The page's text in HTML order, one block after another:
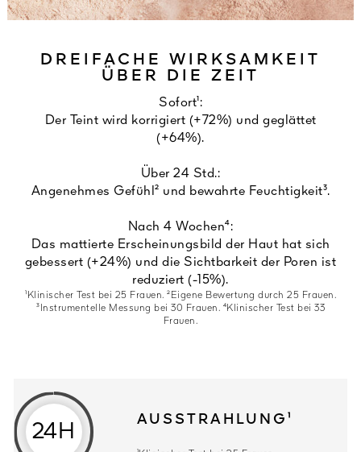
DREIFACHE WIRKSAMKEIT
ÜBER DIE ZEIT
Sofort¹:
Der Teint wird korrigiert (+72%) und geglättet
(+64%).
Über 24 Std.:
Angenehmes Gefühl² und bewahrte Feuchtigkeit³.
Nach 4 Wochen⁴:
Das mattierte Erscheinungsbild der Haut hat sich
gebessert (+24%) und die Sichtbarkeit der Poren ist
reduziert (-15%).
¹Klinischer Test bei 25 Frauen. ²Eigene Bewertung durch 25 Frauen.
³Instrumentelle Messung bei 30 Frauen. ⁴Klinischer Test bei 33
Frauen.
24H
AUSSTRAHLUNG¹